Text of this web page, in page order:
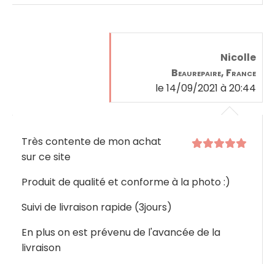
Nicolle
Beaurepaire, France
le 14/09/2021 à 20:44
Très contente de mon achat
sur ce site
Produit de qualité et conforme à la photo :)
Suivi de livraison rapide (3jours)
En plus on est prévenu de l'avancée de la
livraison